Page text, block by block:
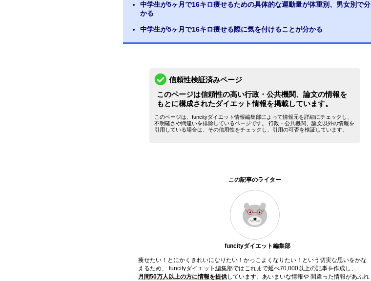
中学生が5ヶ月で16キロ痩せるための具体的な運動量が体重別、男女別で分
かる
中学生が5ヶ月で16キロ痩せる際に気を付けることが分かる
信頼性検証済みページ
このページは信頼性の高い行政・公共機関、論文の情報を
もとに構成されたダイエット情報を掲載しています。
このページは、funcityダイエット情報編集部によって情報元を詳細にチェックし、
不明確さや間違いを排除しているページです。 行政・公共機関、論文以外の情報を
引用している場合は、その信用性をチェックし、引用の可否を検証しています。
この記事のライター
funcityダイエット編集部
痩せたい！とにかくきれいになりたい！かっこよくなりたい！という切実な思いをかな
えるため、 funcityダイエット編集部ではこれまで延べ70,000以上の記事を作成し、
月間50万人以上の方に情報を提供しています。あいまいな情報や 間違った情報があふれ